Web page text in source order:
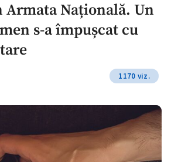
Special
Armata Națională. Un
s-a împușcat cu
1170 viz.